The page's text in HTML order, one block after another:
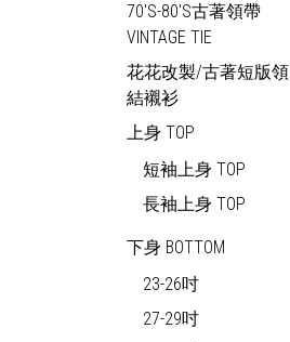
70'S-80'S古著領帶
VINTAGE TIE
花花改製/古著短版領
結襯衫
上身 TOP
短袖上身 TOP
長袖上身 TOP
下身 BOTTOM
23-26吋
27-29吋